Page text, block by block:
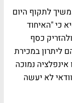
לתקוף היום
כי "האיחוד
כסף
ליתרון במכירת
נמוכה
לא יעשה